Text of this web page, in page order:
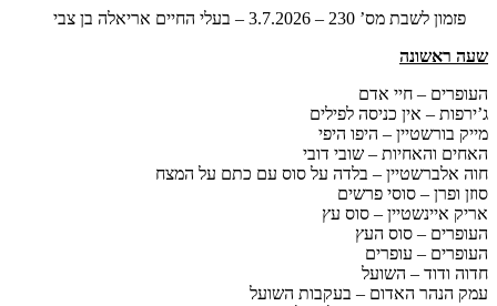
פזמון לשבת מס’ 230 – 3.7.2026 – בעלי החיים
אריאלה בן צבי
שעה ראשונה
העופרים – חיי אדם
ג’ירפות – אין כניסה לפילים
מייק בורשטיין – היפו היפי
האחים והאחיות – שובי דובי
חוה אלברשטיין – בלדה על סוס עם כתם על המצח
סוזן ופרן – סוסי פרשים
אריק איינשטיין – סוס עץ
העופרים – סוס העץ
העופרים – עופרים
חדוה ודוד – השועל
עמק הנהר האדום – בעקבות השועל